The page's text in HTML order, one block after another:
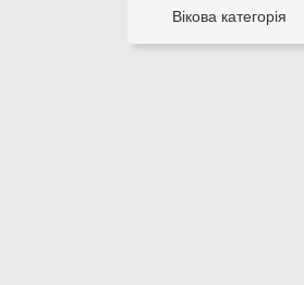
Вікова категорія